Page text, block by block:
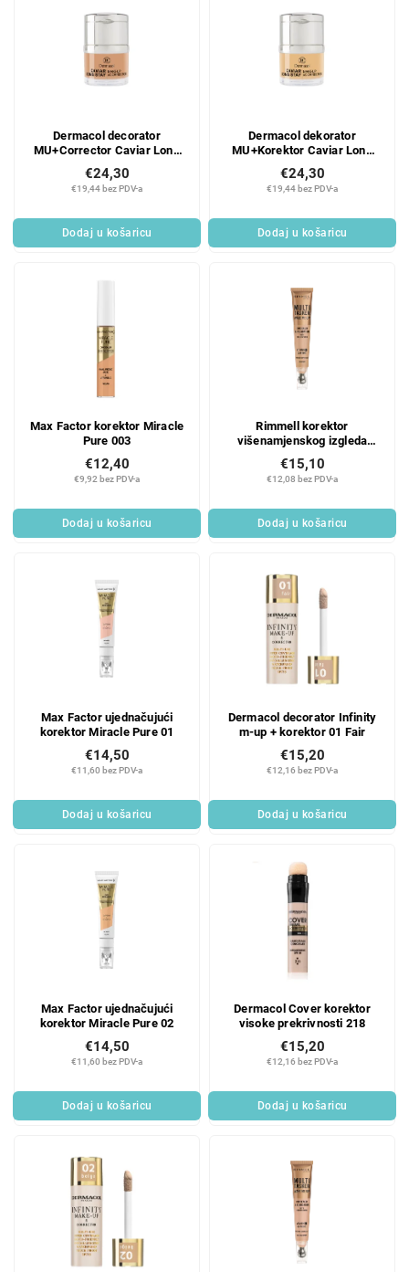
Dermacol decorator
MU+Corrector Caviar Long
€19,44 bez PDV-a
€24,30
Dodaj u košaricu
Dermacol dekorator
MU+Korektor Caviar Long
€19,44 bez PDV-a
€24,30
Dodaj u košaricu
Max Factor korektor Miracle
Pure 003
€9,92 bez PDV-a
€12,40
Dodaj u košaricu
Rimmell korektor
višenamjenskog izgleda
WAKE ME UP 040
€12,08 bez PDV-a
€15,10
Dodaj u košaricu
Max Factor ujednačujući
korektor Miracle Pure 01
€11,60 bez PDV-a
€14,50
Dodaj u košaricu
Dermacol decorator Infinity
m-up + korektor 01 Fair
€12,16 bez PDV-a
€15,20
Dodaj u košaricu
Max Factor ujednačujući
korektor Miracle Pure 02
€11,60 bez PDV-a
€14,50
Dodaj u košaricu
Dermacol Cover korektor
visoke prekrivnosti 218
€12,16 bez PDV-a
€15,20
Dodaj u košaricu